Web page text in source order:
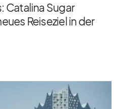
Catalina Sugar
Reiseziel in der